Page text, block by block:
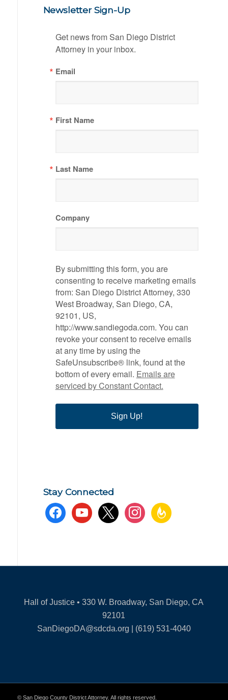
Newsletter Sign-Up
Get news from San Diego District
Attorney in your inbox.
Email
First Name
Last Name
Company
By submitting this form, you are
consenting to receive marketing emails
from: San Diego District Attorney, 330
West Broadway, San Diego, CA,
92101, US,
http://www.sandiegoda.com. You can
revoke your consent to receive emails
at any time by using the
SafeUnsubscribe® link, found at the
bottom of every email. Emails are
serviced by Constant Contact.
Sign Up!
Stay Connected
facebookyoutube x instagramfeedburner
Hall of Justice • 330 W. Broadway, San Diego, CA
92101
SanDiegoDA@sdcda.org | (619) 531-4040
© San Diego County District Attorney. All rights reserved.